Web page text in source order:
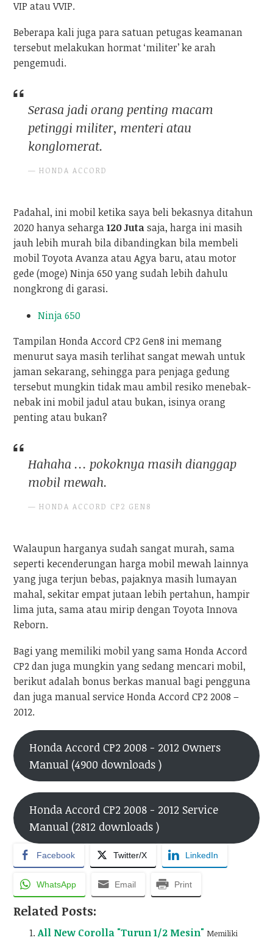
VIP atau VVIP.
Beberapa kali juga para satuan petugas keamanan
tersebut melakukan hormat ‘militer’ ke arah
pengemudi.
Serasa jadi orang penting macam
petinggi militer, menteri atau
konglomerat.
HONDA ACCORD
Padahal, ini mobil ketika saya beli bekasnya ditahun
2020 hanya seharga120 Jutasaja, harga ini masih
jauh lebih murah bila dibandingkan bila membeli
mobil Toyota Avanza atau Agya baru, atau motor
gede (moge) Ninja 650 yang sudah lebih dahulu
nongkrong di garasi.
Ninja 650
Tampilan Honda Accord CP2 Gen8 ini memang
menurut saya masih terlihat sangat mewah untuk
jaman sekarang, sehingga para penjaga gedung
tersebut mungkin tidak mau ambil resiko menebak-
nebak ini mobil jadul atau bukan, isinya orang
penting atau bukan?
Hahaha … pokoknya masih dianggap
mobil mewah.
HONDA ACCORD CP2 GEN8
Walaupun harganya sudah sangat murah, sama
seperti kecenderungan harga mobil mewah lainnya
yang juga terjun bebas, pajaknya masih lumayan
mahal, sekitar empat jutaan lebih pertahun, hampir
lima juta, sama atau mirip dengan Toyota Innova
Reborn.
Bagi yang memiliki mobil yang sama Honda Accord
CP2 dan juga mungkin yang sedang mencari mobil,
berikut adalah bonus berkas manual bagi pengguna
dan juga manual service Honda Accord CP2 2008 –
2012.
Honda Accord CP2 2008 - 2012 Owners
Manual (4900 downloads )
Honda Accord CP2 2008 - 2012 Service
Manual (2812 downloads )
Facebook Twitter/X LinkedIn
WhatsApp Email Print
Related Posts:
All New Corolla "Turun 1/2 Mesin" Memiliki